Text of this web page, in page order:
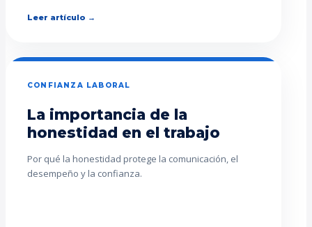
Leer artículo →
CONFIANZA LABORAL
La importancia de la
honestidad en el trabajo
Por qué la honestidad protege la comunicación, el
desempeño y la confianza.